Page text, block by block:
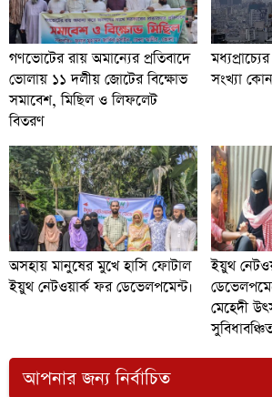
গণভোটের রায় অমান্যের প্রতিবাদে
ভোলায় ১১ দলীয় জোটের বিক্ষোভ
সমাবেশ, মিছিল ও লিফলেট
বিতরণ
সংখ্যা
অসহায় মানুষের মুখে হাসি ফোটাল
ইয়ুথ নেটওয়ার্ক ফর ডেভেলপমেন্ট।
ইয়ুথ
মেহেদী
আপনার জন্য নির্বাচিত